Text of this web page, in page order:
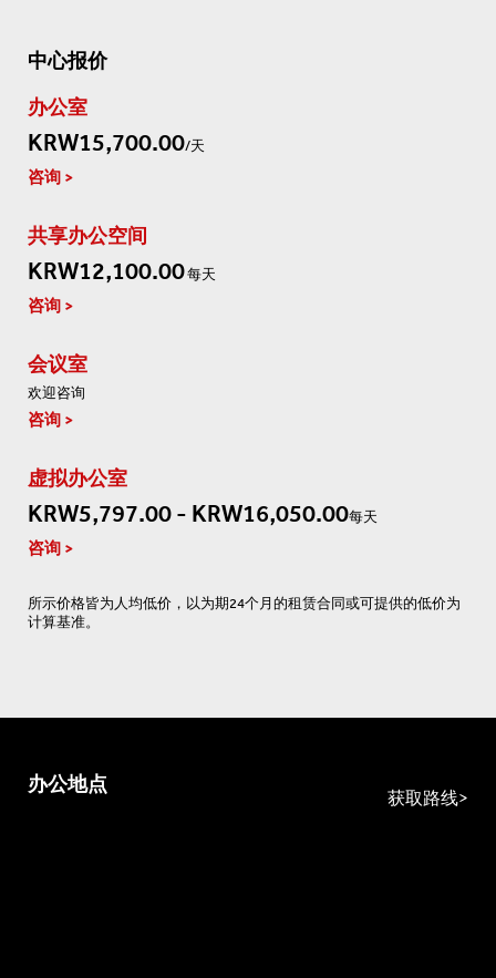
中心报价
办公室
KRW15,700.00/天
咨询
共享办公空间
KRW12,100.00每天
咨询
会议室
欢迎咨询
咨询
虚拟办公室
KRW5,797.00 - KRW16,050.00每天
咨询
所示价格皆为人均低价，以为期24个月的租赁合同或可提供的低价为
计算基准。
办公地点
获取路线